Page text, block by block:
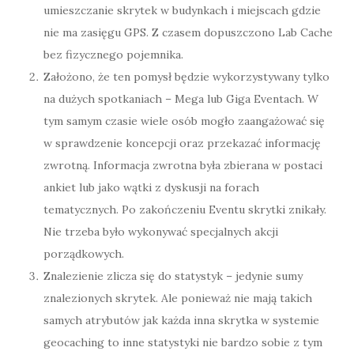
umieszczanie skrytek w budynkach i miejscach gdzie
nie ma zasięgu GPS. Z czasem dopuszczono Lab Cache
bez fizycznego pojemnika.
Założono, że ten pomysł będzie wykorzystywany tylko
na dużych spotkaniach – Mega lub Giga Eventach. W
tym samym czasie wiele osób mogło zaangażować się
w sprawdzenie koncepcji oraz przekazać informację
zwrotną. Informacja zwrotna była zbierana w postaci
ankiet lub jako wątki z dyskusji na forach
tematycznych. Po zakończeniu Eventu skrytki znikały.
Nie trzeba było wykonywać specjalnych akcji
porządkowych.
Znalezienie zlicza się do statystyk – jedynie sumy
znalezionych skrytek. Ale ponieważ nie mają takich
samych atrybutów jak każda inna skrytka w systemie
geocaching to inne statystyki nie bardzo sobie z tym